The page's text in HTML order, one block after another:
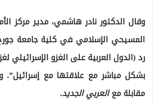
وقال الدكتور نادر هاشمي، مدير مركز
المسيحي الإسلامي في كلية جامعة
رد (الدول العربية على الغزو الإسرائيلي
بشكل مباشر مع علاقتها مع إسرائيل”.
مقابلة معالعربي الجديد.